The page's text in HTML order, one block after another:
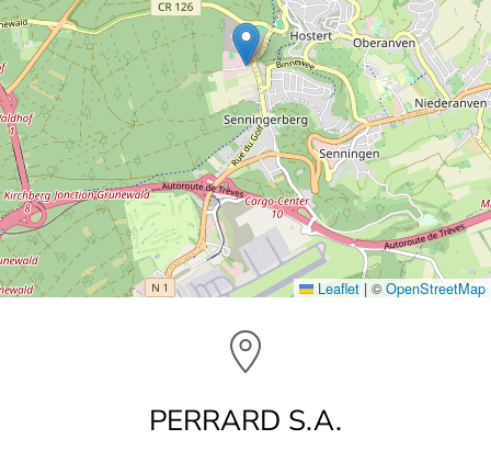
Leaflet | © OpenStreetMap
PERRARD S.A.